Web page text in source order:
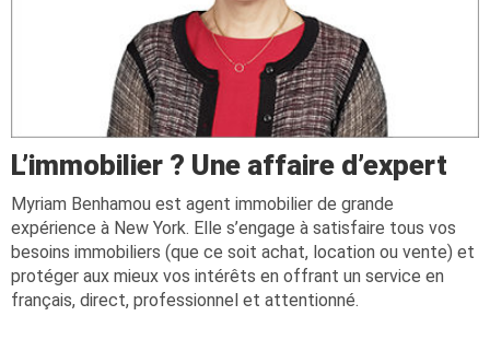
L’immobilier ? Une affaire d’expert
Myriam Benhamou est agent immobilier de grande
expérience à New York. Elle s’engage à satisfaire tous vos
besoins immobiliers (que ce soit achat, location ou vente) et
protéger aux mieux vos intérêts en offrant un service en
français, direct, professionnel et attentionné.